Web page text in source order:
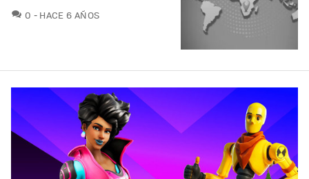
0 COMENTARIOS
HACE 6 AÑOS